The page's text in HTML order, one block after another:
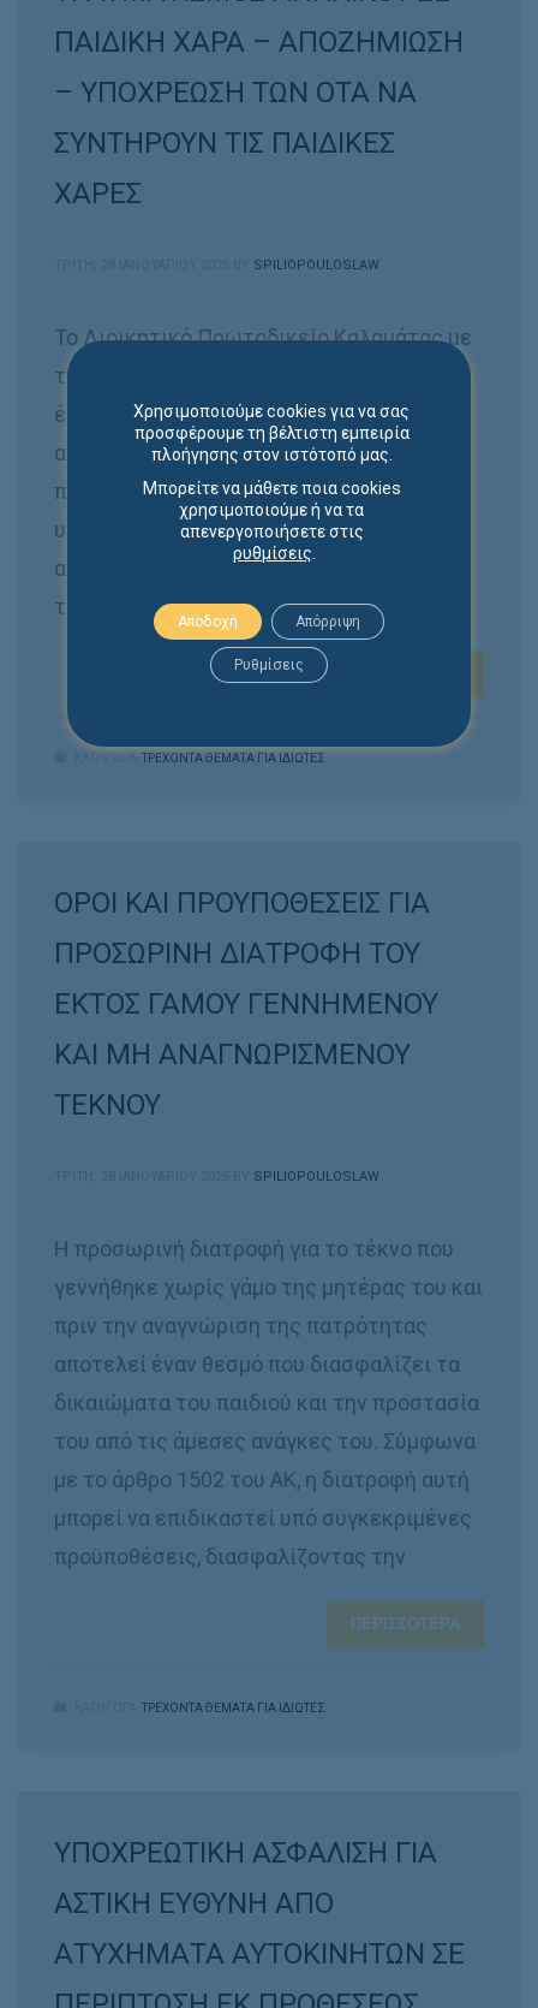
ΠΑΙΔΙΚΗ ΧΑΡΑ – ΑΠΟΖΗΜΙΩΣΗ
– ΥΠΟΧΡΕΩΣΗ ΤΩΝ ΟΤΑ ΝΑ
ΣΥΝΤΗΡΟΥΝ ΤΙΣ ΠΑΙΔΙΚΕΣ
ΧΑΡΕΣ
SPILIOPOULOSLAW
Το Διοικητικό Πρωτοδικείο Καλαμάτας με
την υπ’ αριθμόν 398/2023 απόφασή του,
έκανε δεκτή την αγωγή των γονέων
ανήλικης, η οποία τραυματίστηκε σε
παιδική χαρά και δέχθηκε ότι υπάρχει
υποχρέωση του οικείου Δήμου προς
αποζημίωση των γονέων ως ασκούντων
την γονική μέριμνα του ανηλίκου.
ΚΑΤΗΓΟΡΑ: ΤΡΕΧΟΝΤΑ ΘΕΜΑΤΑ ΓΙΑ ΙΔΙΩΤΕΣ
ΟΡΟΙ ΚΑΙ ΠΡΟΥΠΟΘΕΣΕΙΣ ΓΙΑ
ΠΡΟΣΩΡΙΝΗ ΔΙΑΤΡΟΦΗ ΤΟΥ
ΕΚΤΟΣ ΓΑΜΟΥ ΓΕΝΝΗΜΕΝΟΥ
ΚΑΙ ΜΗ ΑΝΑΓΝΩΡΙΣΜΕΝΟΥ
ΤΕΚΝΟΥ
SPILIOPOULOSLAW
Η προσωρινή διατροφή για το τέκνο που
γεννήθηκε χωρίς γάμο της μητέρας του και
πριν την αναγνώριση της πατρότητας
αποτελεί έναν θεσμό που διασφαλίζει τα
δικαιώματα του παιδιού και την προστασία
του από τις άμεσες ανάγκες του. Σύμφωνα
με το άρθρο 1502 του ΑΚ, η διατροφή αυτή
μπορεί να επιδικαστεί υπό συγκεκριμένες
προϋποθέσεις, διασφαλίζοντας την
ΠΕΡΙΣΣΌΤΕΡΑ
ΤΡΕΧΟΝΤΑ ΘΕΜΑΤΑ ΓΙΑ ΙΔΙΩΤΕΣ
ΥΠΟΧΡΕΩΤΙΚΗ ΑΣΦΑΛΙΣΗ ΓΙΑ
ΑΣΤΙΚΗ ΕΥΘΥΝΗ ΑΠΟ
ΑΤΥΧΗΜΑΤΑ ΑΥΤΟΚΙΝΗΤΩΝ ΣΕ
Χρησιμοποιούμε cookies για να σας
προσφέρουμε τη βέλτιστη εμπειρία
πλοήγησης στον ιστότοπό μας.
Μπορείτε να μάθετε ποια cookies
χρησιμοποιούμε ή να τα
απενεργοποιήσετε στις
ρυθμίσεις
Αποδοχή Απόρριψη
Ρυθμίσεις